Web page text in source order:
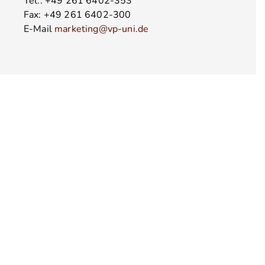
Fax: +49 261 6402-300
E-Mail marketing@vp-uni.de